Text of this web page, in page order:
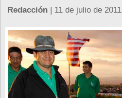
Redacción | 11 de julio de 2011